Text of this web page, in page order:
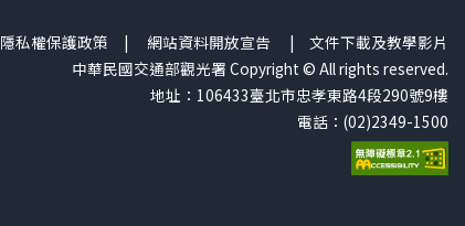
隱私權保護政策 | 網站資料開放宣告 | 文件下載及教學影片
中華民國交通部觀光署 Copyright © All rights reserved.
地址：106433臺北市忠孝東路4段290號9樓
電話：(02)2349-1500